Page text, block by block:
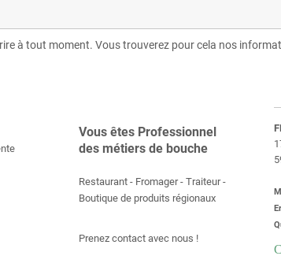
à tout moment. Vous trouverez pour cela nos
Vous êtes Professionnel
des métiers de bouche
Restaurant - Fromager - Traiteur -
Boutique de produits régionaux
Prenez contact avec nous !